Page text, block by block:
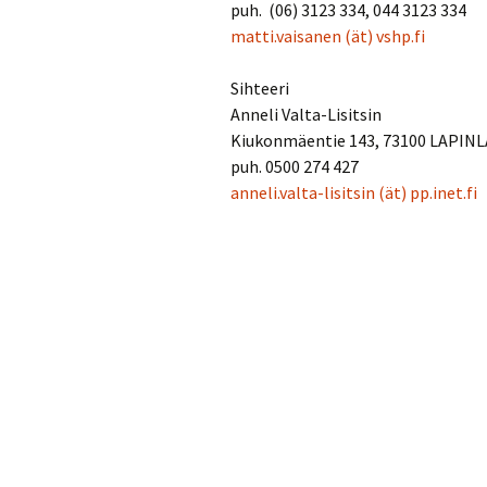
puh. (06) 3123 334, 044 3123 334
matti.vaisanen (ät) vshp.fi
Sihteeri
Anneli Valta-Lisitsin
Kiukonmäentie 143, 73100
puh. 0500 274 427
anneli.valta-lisitsin (ät) pp.inet.fi